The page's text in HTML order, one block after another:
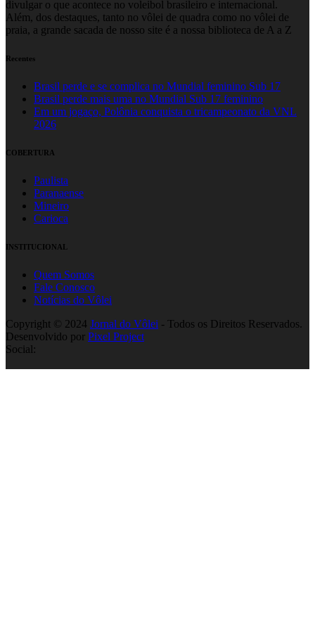
divulgar o que acontece no voleibol brasileiro e internacional.
Além, dos destaques, tanto no vôlei de quadra como no vôlei de
praia, a grande sacada de nosso site é a nossa biblioteca de A a Z
Recentes
Brasil perde e se complica no Mundial feminino Sub 17
Brasil perde mais uma no Mundial Sub 17 feminino
Em um jogaço, Polônia conquista o tricampeonato da VNL
2026
COBERTURA
Paulista
Paranaense
Mineiro
Carioca
INSTITUCIONAL
Quem Somos
Fale Conosco
Notícias do Vôlei
Copyright © 2024 Jornal do Vôlei - Todos os Direitos Reservados.
Desenvolvido por Pixel Project
Social: